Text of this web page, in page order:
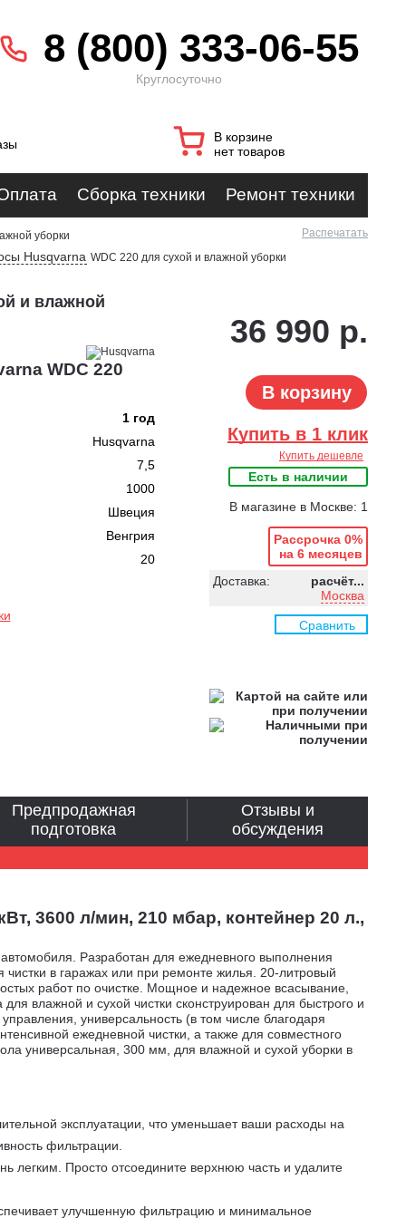
8 (800) 333-06-55
Круглосуточно
В корзине
нет товаров
Сборка техники Ремонт техники
уборки Распечатать
Husqvarna WDC 220 для сухой и влажной уборки
и влажной
WDC 220
1 год
Husqvarna
7,5
1000
Швеция
Венгрия
20
36 990 р.
В корзину
Купить в 1 клик
Купить дешевле
Есть в наличии
В магазине в Москве: 1
Рассрочка 0%
на 6 месяцев
Доставка:
расчёт...
Москва
Сравнить
3600 л/мин, 210 мбар, контейнер 20 л.,
Разработан для ежедневного выполнения
чистки в гаражах или при ремонте жилья. 20-литровый
работ по очистке. Мощное и надежное всасывание,
влажной и сухой чистки сконструирован для быстрого и
универсальность (в том числе благодаря
ежедневной чистки, а также для совместного
универсальная, 300 мм, для влажной и сухой уборки в
эксплуатации, что уменьшает ваши расходы на
фильтрации.
легким. Просто отсоедините верхнюю часть и удалите
улучшенную фильтрацию и минимальное
Предпродажная
подготовка
Отзывы и
обсуждения